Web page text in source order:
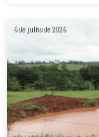
6 de julho de 2026